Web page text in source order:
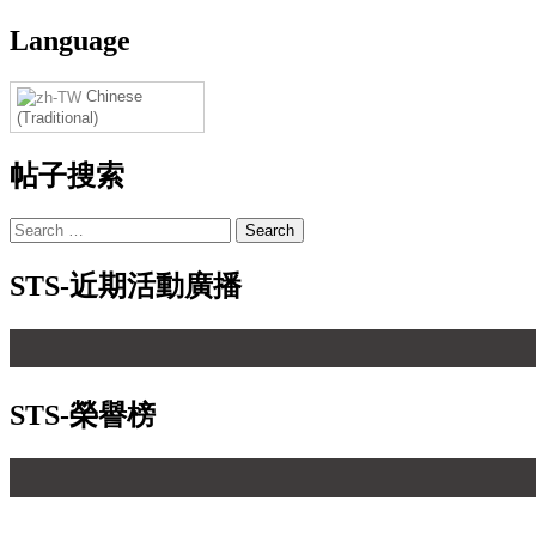
Language
Chinese
(Traditional)
帖子搜索
STS-近期活動廣播
STS-榮譽榜